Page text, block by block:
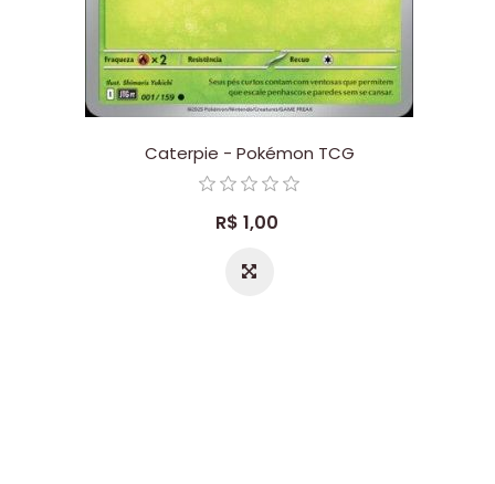
Caterpie - Pokémon TCG
R$ 1,00